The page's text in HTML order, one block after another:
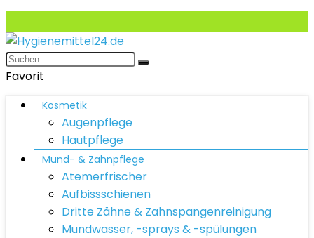
Favorit
Kosmetik
Augenpflege
Hautpflege
Mund- & Zahnpflege
Atemerfrischer
Aufbissschienen
Dritte Zähne & Zahnspangenreinigung
Mundwasser, -sprays & -spülungen